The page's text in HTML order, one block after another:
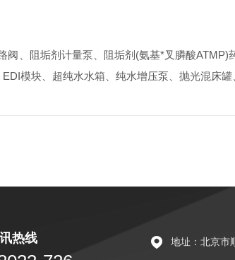
、阻垢剂计量泵、阻垢剂(氨基*叉膦酸
模块、超纯水水箱、纯水增压泵、抛光混床罐
热线 地址：北京市